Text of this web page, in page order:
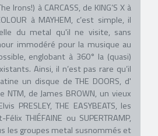
Irons!) à CARCASS, de KING’S X à
à MAYHEM, c’est simple, il
du metal qu'il ne visite, sans
immodéré pour la musique au
englobant à 360° la (quasi)
Ainsi, il n’est pas rare qu’il
un disque de THE DOORS, d'
NTM, de James BROWN, un vieux
PRESLEY, THE EASYBEATS, les
THIÉFAINE ou SUPERTRAMP,
les groupes metal susnommés et